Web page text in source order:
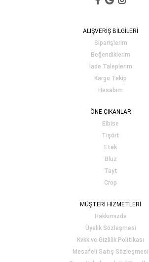
ALIŞVERİŞ BİLGİLERİ
Siparişlerim
Beğendiklerim
İade Taleplerim
Kargo Takip
Hesabım
ÖNE ÇIKANLAR
Elbise
Tişört
Etek
Bluz
Tayt
Crop
MÜŞTERİ HİZMETLERİ
Hakkımızda
Üyelik Sözleşmesi
Kvkk ve Gizlilik Politikası
Mesafeli Satış Sözleşmesi